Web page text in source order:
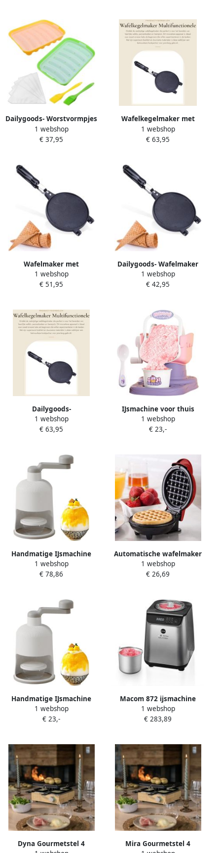
Dailygoods- Worstvormpjes
Antiklevend 2x Siliconen
Mal 6-Holte Hotdog Maker
DIY Worsten Worstmaker
1 webshop
€ 37,95
Wafelkegelmaker met
Antiaanbaklaag
Dubbelzijdige Pan Gemaakt
Hittebestendige
Handgrepen Duurzaam en
Milieuvriendelijk Wafelijzer
1 webshop
€ 63,95
Wafelmaker met
Antiaanbaklaag Wafelijzer
Eierrolmaker Crêpe Maker
1 webshop
€ 51,95
Dailygoods- Wafelmaker
met Antiaanbaklaag
Wafelijzer Eierrolmaker
Ijshoorntjesmaker
1 webshop
€ 42,95
Dailygoods-
Wafelkegelmaker met
Antiaanbaklaag
Aluminiumlegering
Hittebestendige
Handgrepen Duurzaam en
Milieuvriendelijk Wafelijzer
1 webshop
€ 63,95
IJsmachine voor thuis
Dessert maker Zelf ijs
maken Eenvoudig te
1 webshop
€ 23,-
Handmatige IJsmachine
Schaafijs Maker
Zelfgemaakt IJs Eenvoudig
1 webshop
€ 78,86
Automatische wafelmaker
rood enkele wafel panini
pannenkoek kaas
1 webshop
€ 26,69
Handmatige IJsmachine
Schaafijs Maker
Zelfgemaakt IJs Eenvoudig
1 webshop
€ 23,-
Macom 872 ijsmachine
Compressie-ijsmachine 1 2 l
135 W Zwart Zilver
1 webshop
€ 283,89
Dyna Gourmetstel 4
Mira Gourmetstel 4